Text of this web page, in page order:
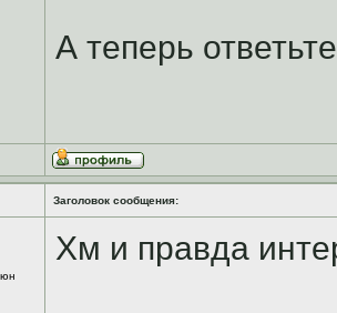
А теперь
Заголовок сообщения:
Хм и правда